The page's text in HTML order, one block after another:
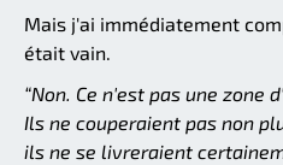
Mais j'ai immédiatement
était vain.
“Non. Ce n'est pas une zone
Ils ne couperaient pas non
ils ne se livreraient